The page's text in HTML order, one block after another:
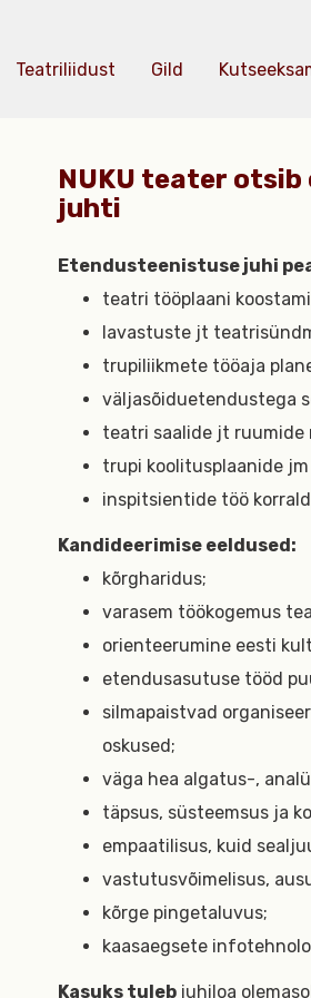
Teatriliidust Gild
NUKU teater
juhti
Etendusteenistuse juhi
teatri tööplaani
lavastuste jt
trupiliikmete tööaja
väljasõiduetendustega
teatri saalide jt ruumide
trupi koolitusplaanide
inspitsientide töö
Kandideerimise eeldused:
kõrgharidus;
varasem töökogemus
orienteerumine eesti
etendusasutuse tööd
silmapaistvad
oskused;
väga hea algatus-,
täpsus, süsteemsus ja
empaatilisus, kuid
vastutusvõimelisus,
kõrge pingetaluvus;
kaasaegsete
Kasuks tuleb juhiloa